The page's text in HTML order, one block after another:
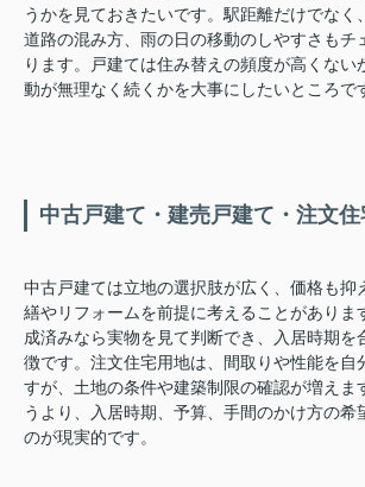
うかを見ておきたいです。駅距離だけでなく
道路の混み方、雨の日の移動のしやすさもチ
ります。戸建ては住み替えの頻度が高くない
動が無理なく続くかを大事にしたいところで
中古戸建て・建売戸建て・注文
中古戸建ては立地の選択肢が広く、価格も抑
繕やリフォームを前提に考えることがありま
成済みなら実物を見て判断でき、入居時期を
徴です。注文住宅用地は、間取りや性能を自
すが、土地の条件や建築制限の確認が増えま
うより、入居時期、予算、手間のかけ方の希
のが現実的です。